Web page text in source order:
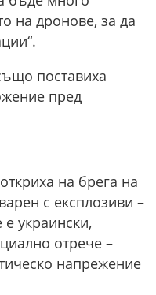
на дронове, за да
поставиха
пред
на брега на
с експлозиви –
украински,
отрече –
напрежение